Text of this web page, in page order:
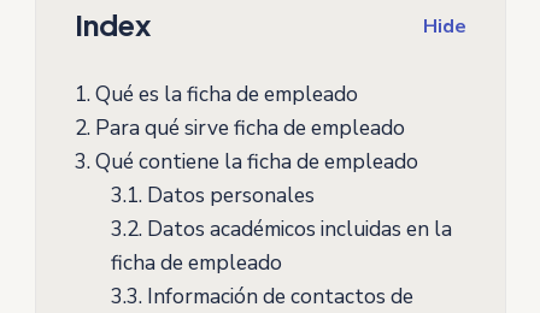
Index Hide
1.Qué es la ficha de empleado
2.Para qué sirve ficha de empleado
3.Qué contiene la ficha de empleado
3.1.Datos personales
3.2.Datos académicos incluidas en la
ficha de empleado
3.3.Información de contactos de